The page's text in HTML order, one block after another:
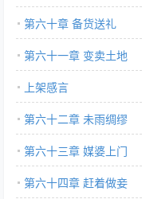
第六十章 备货送礼
第六十一章 变卖土地
上架感言
第六十二章 未雨绸缪
第六十三章 媒婆上门
第六十四章 赶着做妾